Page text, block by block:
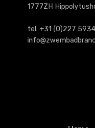
1777ZH
tel. +31 (0)227